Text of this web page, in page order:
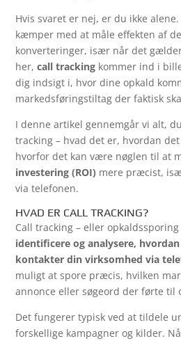
Hvis svaret er nej, er du ikke
kæmper med at måle effekten af
konverteringer, især når det
her,call tracking kommer ind i
dig indsigt i, hvor dine opkald
markedsføringstiltag der faktisk
I denne artikel gennemgår vi alt,
tracking – hvad det er, hvordan
hvorfor det kan være nøglen til at
investering (ROI) mere præcist,
via telefonen.
HVAD ER CALL TRACKING?
Call tracking – eller
identificere og analysere,
kontakter din virksomhed via
muligt at spore præcis, hvilken
annonce eller søgeord der førte til
Det fungerer typisk ved at tildele
forskellige kampagner og kilder.